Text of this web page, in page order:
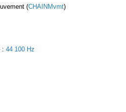
(CHAINMvmt)
: 44 100 Hz